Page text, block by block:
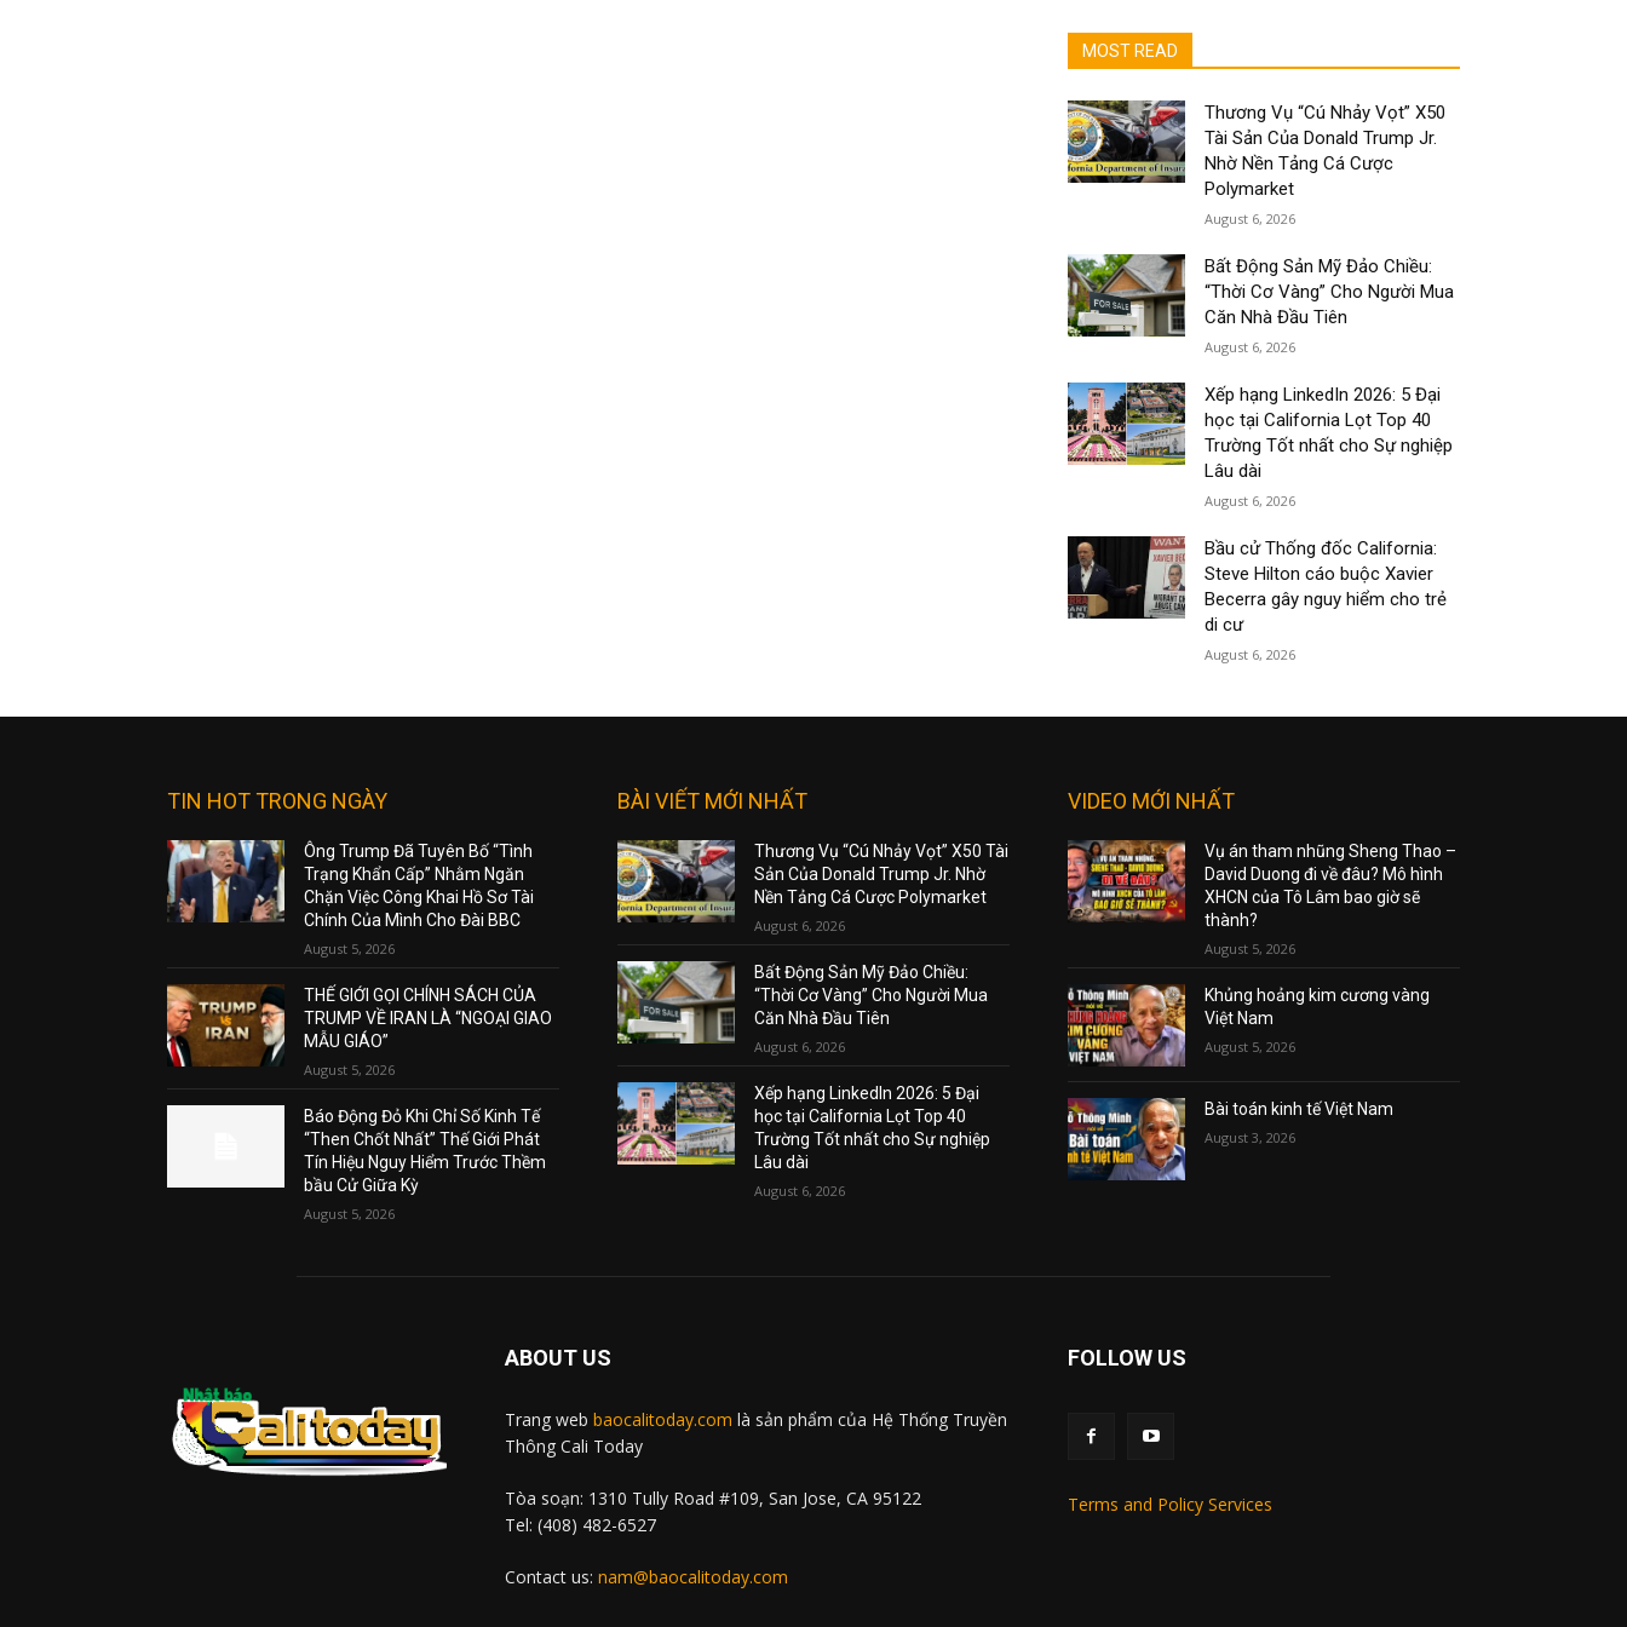
MOST READ
Thương Vụ “Cú Nhảy Vọt” X50
Tài Sản Của Donald Trump Jr.
Nhờ Nền Tảng Cá Cược
Polymarket
August 6, 2026
Bất Động Sản Mỹ Đảo Chiều:
“Thời Cơ Vàng” Cho Người Mua
Căn Nhà Đầu Tiên
August 6, 2026
Xếp hạng LinkedIn 2026: 5 Đại
học tại California Lọt Top 40
Trường Tốt nhất cho Sự nghiệp
Lâu dài
August 6, 2026
Bầu cử Thống đốc California:
Steve Hilton cáo buộc Xavier
Becerra gây nguy hiểm cho trẻ
di cư
August 6, 2026
TIN HOT TRONG NGÀY
Ông Trump Đã Tuyên Bố “Tình
Trạng Khẩn Cấp” Nhằm Ngăn
Chặn Việc Công Khai Hồ Sơ Tài
Chính Của Mình Cho Đài BBC
August 5, 2026
THẾ GIỚI GỌI CHÍNH SÁCH CỦA
TRUMP VỀ IRAN LÀ “NGOẠI GIAO
MẪU GIÁO”
August 5, 2026
Báo Động Đỏ Khi Chỉ Số Kinh Tế
“Then Chốt Nhất” Thế Giới Phát
Tín Hiệu Nguy Hiểm Trước Thềm
bầu Cử Giữa Kỳ
August 5, 2026
BÀI VIẾT MỚI NHẤT
Thương Vụ “Cú Nhảy Vọt” X50 Tài
Sản Của Donald Trump Jr. Nhờ
Nền Tảng Cá Cược Polymarket
August 6, 2026
Bất Động Sản Mỹ Đảo Chiều:
“Thời Cơ Vàng” Cho Người Mua
Căn Nhà Đầu Tiên
August 6, 2026
Xếp hạng LinkedIn 2026: 5 Đại
học tại California Lọt Top 40
Trường Tốt nhất cho Sự nghiệp
Lâu dài
August 6, 2026
VIDEO MỚI NHẤT
Vụ án tham nhũng Sheng Thao –
David Duong đi về đâu? Mô hình
XHCN của Tô Lâm bao giờ sẽ
thành?
August 5, 2026
Khủng hoảng kim cương vàng
Việt Nam
August 5, 2026
Bài toán kinh tế Việt Nam
August 3, 2026
ABOUT US
Trang web baocalitoday.com là sản phẩm của Hệ Thống Truyền
Thông Cali Today
Tòa soạn: 1310 Tully Road #109, San Jose, CA 95122
Tel: (408) 482-6527
Contact us: nam@baocalitoday.com
FOLLOW US
Terms and Policy Services